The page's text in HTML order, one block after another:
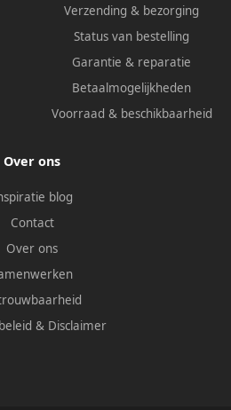
Verzending & bezorging
Status van bestelling
Garantie & reparatie
Betaalmogelijkheden
Voorraad & beschikbaarheid
Over ons
blog
Contact
Over ons
& Disclaimer